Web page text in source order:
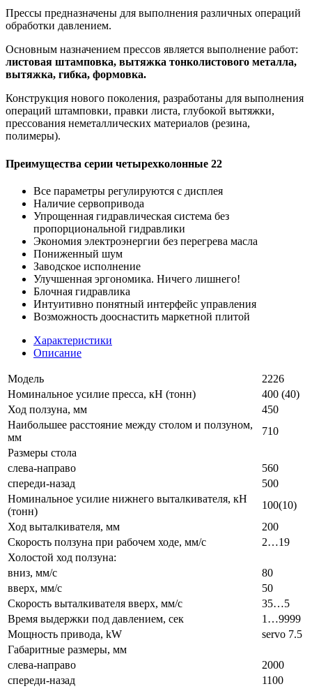
Прессы предназначены для выполнения различных операций
обработки давлением.
Основным назначением прессов является выполнение работ:
листовая штамповка, вытяжка тонколистового металла,
вытяжка, гибка, формовка.
Конструкция нового поколения, разработаны для выполнения
операций штамповки, правки листа, глубокой вытяжки,
прессования неметаллических материалов (резина,
полимеры).
Преимущества серии четырехколонные 22
Все параметры регулируются с дисплея
Наличие сервопривода
Упрощенная гидравлическая система без
пропорциональной гидравлики
Экономия электроэнергии без перегрева масла
Пониженный шум
Заводское исполнение
Улучшенная эргономика. Ничего лишнего!
Блочная гидравлика
Интуитивно понятный интерфейс управления
Возможность дооснастить маркетной плитой
Характеристики
Описание
Модель
2226
Номинальное усилие пресса, кН (тонн)
400 (40)
Ход ползуна, мм
450
Наибольшее расстояние между столом и ползуном,
мм
710
Размеры стола
слева-направо
560
спереди-назад
500
Номинальное усилие нижнего выталкивателя, кН
(тонн)
100(10)
Ход выталкивателя, мм
200
Скорость ползуна при рабочем ходе, мм/с
2…19
Холостой ход ползуна:
вниз, мм/с
80
вверх, мм/с
50
Скорость выталкивателя вверх, мм/с
35…5
Время выдержки под давлением, сек
1…9999
Мощность привода, kW
servo 7.5
Габаритные размеры, мм
слева-направо
2000
спереди-назад
1100